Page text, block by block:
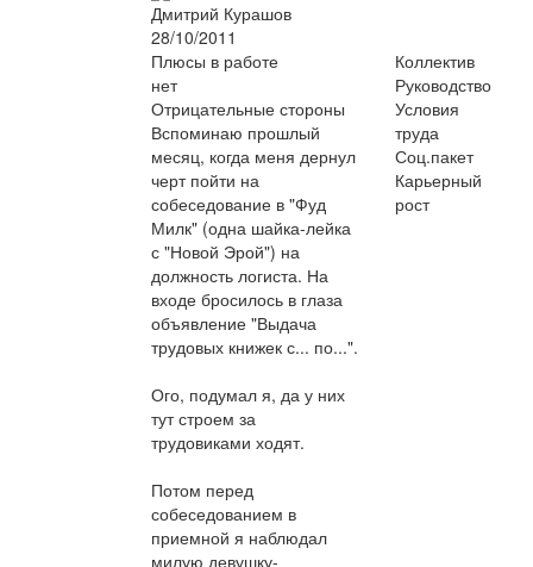
Дмитрий Курашов
28/10/2011
Плюсы в работе
нет
Отрицательные стороны
Вспоминаю прошлый
месяц, когда меня дернул
черт пойти на
собеседование в "Фуд
Милк" (одна шайка-лейка
с "Новой Эрой") на
должность логиста. На
входе бросилось в глаза
объявление "Выдача
трудовых книжек с... по...".
Ого, подумал я, да у них
тут строем за
трудовиками ходят.
Потом перед
собеседованием в
приемной я наблюдал
милую девушку-
Коллектив
Руководство
Условия
труда
Соц.пакет
Карьерный
рост